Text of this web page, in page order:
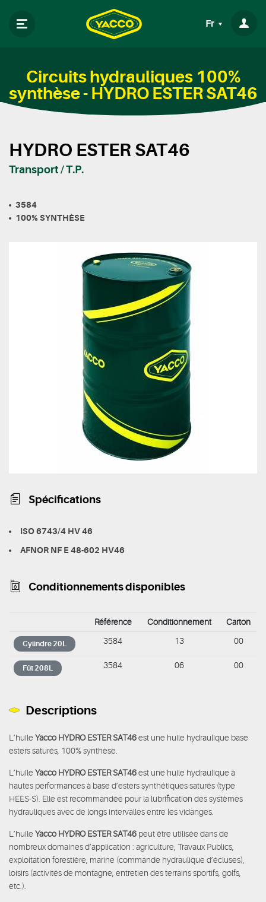
Fr
Circuits hydrauliques 100%
synthèse - HYDRO ESTER SAT46
HYDRO ESTER SAT46
Transport / T.P.
3584
100% SYNTHÈSE
Spécifications
ISO 6743/4 HV 46
AFNOR NF E 48-602 HV46
Conditionnements disponibles
Référence Conditionnement Carton
Cylindre 20L 3584 13 00
Fût 208L 3584 06 00
Descriptions
L’huile Yacco HYDRO ESTER SAT46est une huile hydraulique base
esters saturés, 100% synthèse.
L’huile Yacco HYDRO ESTER SAT46est une huile hydraulique à
hautes performances à base d’esters synthétiques saturés (type
HEES-S). Elle est recommandée pour la lubrification des systèmes
hydrauliques avec de longs intervalles entre les vidanges.
L’huile Yacco HYDRO ESTER SAT46 peut être utilisée dans de
nombreux domaines d’application : agriculture, Travaux Publics,
exploitation forestière, marine (commande hydraulique d’écluses),
loisirs (activités de montagne, entretien des terrains sportifs, golfs,
etc.).